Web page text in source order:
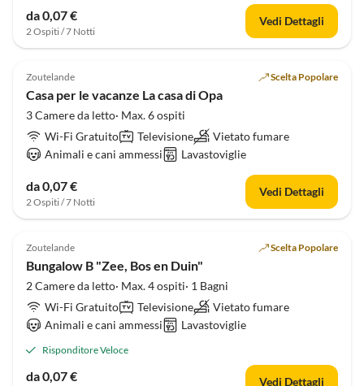
da 0,07 €
2 Ospiti / 7 Notti
Vedi Dettagli
Zoutelande Scelta Popolare
Casa per le vacanze La casa di Opa
3 Camere da letto· Max. 6 ospiti
Wi-Fi Gratuito
Televisione
Vietato fumare
Animali e cani ammessi
Lavastoviglie
da 0,07 €
2 Ospiti / 7 Notti
Vedi Dettagli
Zoutelande Scelta Popolare
Bungalow B "Zee, Bos en Duin"
2 Camere da letto· Max. 4 ospiti· 1 Bagni
Wi-Fi Gratuito
Televisione
Vietato fumare
Animali e cani ammessi
Lavastoviglie
Risponditore Veloce
da 0,07 € Vedi Dettagli